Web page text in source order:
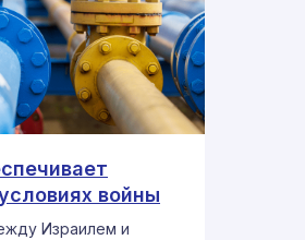
войны
Израилем и